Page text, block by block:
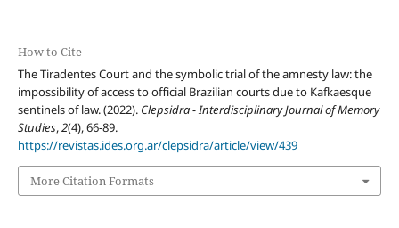
How to Cite
The Tiradentes Court and the symbolic trial of the amnesty law: the
impossibility of access to official Brazilian courts due to Kafkaesque
sentinels of law. (2022). Clepsidra - Interdisciplinary Journal of Memory
Studies,2(4), 66-89.
https://revistas.ides.org.ar/clepsidra/article/view/439
More Citation Formats